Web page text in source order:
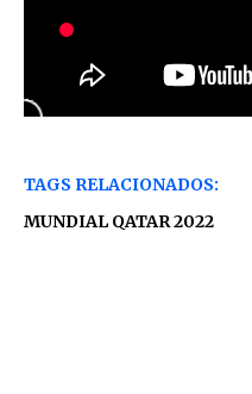
TAGS RELACIONADOS:
MUNDIAL QATAR 2022